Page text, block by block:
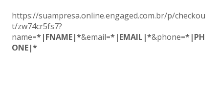
https://suampresa.online.engaged.com.br/p/checkou
t/zw74cr5fs7?
name=*|FNAME|*&email=*|EMAIL|*&phone=*|PH
ONE|*